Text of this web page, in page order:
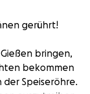
gerührt!
bringen,
bekommen
der Speiseröhre.